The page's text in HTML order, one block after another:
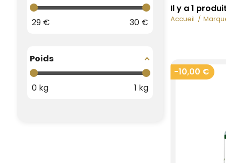
29 € 30€
Poids
0 kg 1 kg
Il y a 1
Accueil
-10,00 €